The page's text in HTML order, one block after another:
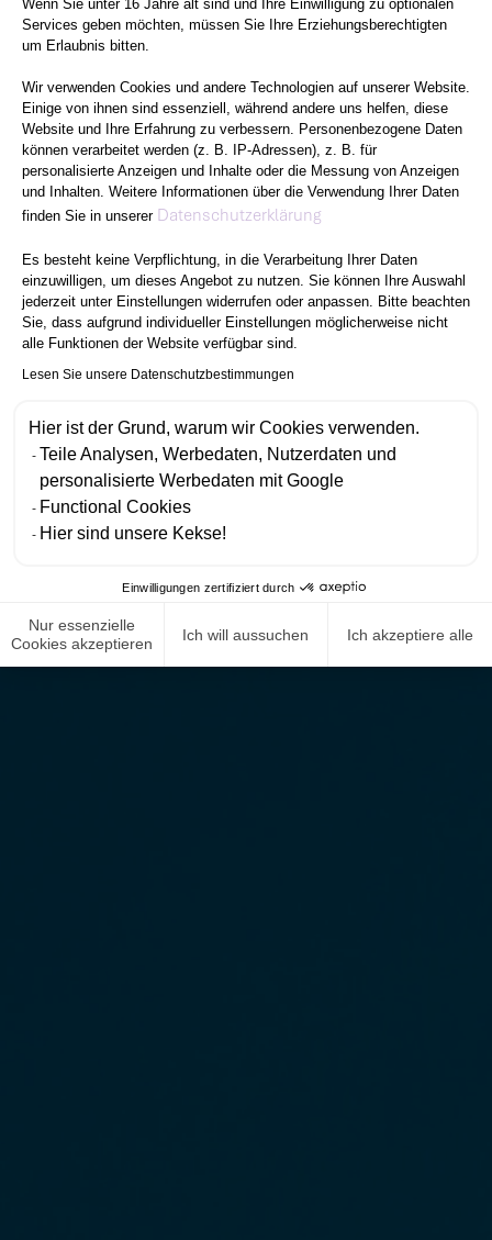
Wenn Sie unter 16 Jahre alt sind und Ihre Einwilligung zu optionalen
Services geben möchten, müssen Sie Ihre Erziehungsberechtigten
um Erlaubnis bitten.
Wir verwenden Cookies und andere Technologien auf unserer Website.
Einige von ihnen sind essenziell, während andere uns helfen, diese
Website und Ihre Erfahrung zu verbessern. Personenbezogene Daten
können verarbeitet werden (z. B. IP-Adressen), z. B. für
personalisierte Anzeigen und Inhalte oder die Messung von Anzeigen
und Inhalten. Weitere Informationen über die Verwendung Ihrer Daten
finden Sie in unserer Datenschutzerklärung
Es besteht keine Verpflichtung, in die Verarbeitung Ihrer Daten
einzuwilligen, um dieses Angebot zu nutzen. Sie können Ihre Auswahl
jederzeit unter Einstellungen widerrufen oder anpassen. Bitte beachten
Sie, dass aufgrund individueller Einstellungen möglicherweise nicht
alle Funktionen der Website verfügbar sind.
Lesen Sie unsere Datenschutzbestimmungen
Hier ist der Grund, warum wir Cookies verwenden.
Teile Analysen, Werbedaten, Nutzerdaten und
personalisierte Werbedaten mit Google
Functional Cookies
Hier sind unsere Kekse!
Einwilligungen zertifiziert durch
Nur essenzielle
Cookies akzeptieren
Ich will aussuchen Ich akzeptiere alle
Axeptio consent